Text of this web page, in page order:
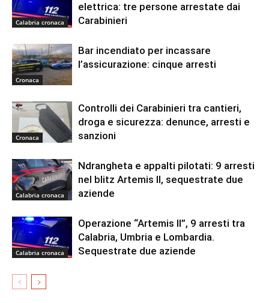
Calabria cronaca
elettrica: tre persone arrestate dai
Carabinieri
Cronaca
Bar incendiato per incassare
l’assicurazione: cinque arresti
Cronaca
Controlli dei Carabinieri tra cantieri,
droga e sicurezza: denunce, arresti e
sanzioni
Calabria cronaca
Ndrangheta e appalti pilotati: 9 arresti
nel blitz Artemis II, sequestrate due
aziende
Calabria cronaca
Operazione “Artemis II”, 9 arresti tra
Calabria, Umbria e Lombardia.
Sequestrate due aziende